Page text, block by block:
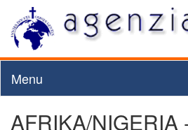
Menu
AFRIKA/NIGERIA